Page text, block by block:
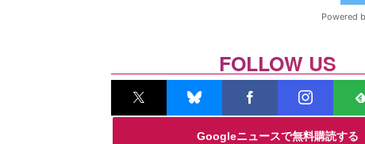
Googleニュースで無料購読する
FOLLOW US